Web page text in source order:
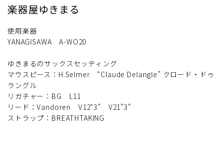
楽器屋ゆきまる
使用楽器
YANAGISAWA A-WO20
ゆきまるのサックスセッティング
マウスピース：H.Selmer “Claude Delangle” クロード・ドゥ
ラングル
リガチャー：BG L11
リード：Vandoren V12“3” V21”3”
ストラップ：BREATHTAKING